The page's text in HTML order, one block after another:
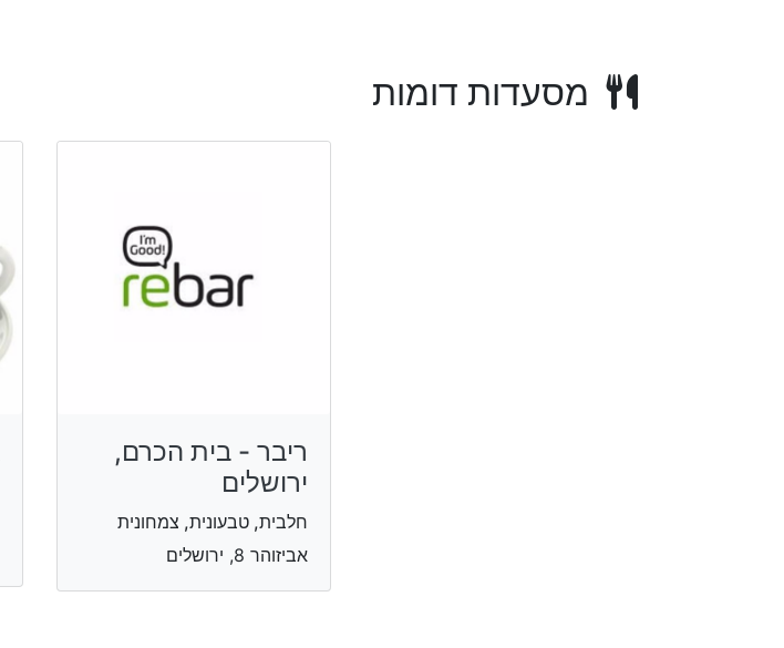
מסעדות דומות
ריבר - בית הכרם,
ירושלים
חלבית, טבעונית, צמחונית
אביזוהר 8, ירושלים